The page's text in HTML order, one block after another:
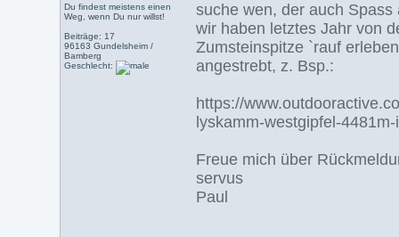
Du findest meistens einen
Weg, wenn Du nur willst!
Beiträge: 17
96163 Gundelsheim /
Bamberg
Geschlecht:
suche wen, der auch
wir haben letztes Jahr von
Zumsteinspitze `rauf
angestrebt, z. Bsp.:
https://
lyskamm-westgipfel-
Freue mich über
servus
Paul